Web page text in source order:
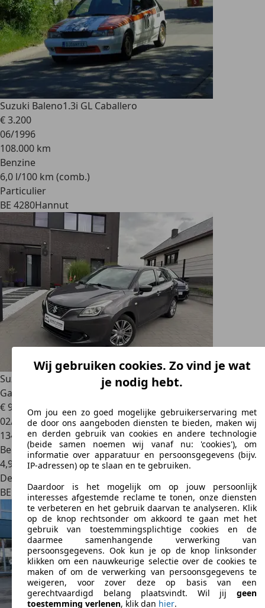
Suzuki Baleno1.3i GL Caballero
€ 3.200
06/1996
108.000 km
Benzine
6,0 l/100 km (comb.)
Particulier
BE 4280Hannut
Suzuki Baleno
Baleno 1.2 Benzine Automaat | 1st eig |
Garantie
€ 9.250
02/2019
134.475 km
Benzine
4,9 l/100 km (comb.)
Dealer
BE 3970Leopoldsburg
Wij gebruiken cookies. Zo vind je wat
je nodig hebt.
Om jou een zo goed mogelijke gebruikerservaring met
de door ons aangeboden diensten te bieden, maken wij
en derden gebruik van cookies en andere technologie
(beide samen noemen wij vanaf nu: 'cookies'), om
informatie over apparatuur en persoonsgegevens (bijv.
IP-adressen) op te slaan en te gebruiken.
Daardoor is het mogelijk om op jouw persoonlijk
interesses afgestemde reclame te tonen, onze diensten
te verbeteren en het gebruik daarvan te analyseren. Klik
op de knop rechtsonder om akkoord te gaan met het
gebruik van toestemmingsplichtige cookies en de
daarmee samenhangende verwerking van
persoonsgegevens. Ook kun je op de knop linksonder
klikken om een nauwkeurige selectie over de cookies te
maken of om de verwerking van persoonsgegevens te
weigeren, voor zover deze op basis van een
gerechtvaardigd belang plaatsvindt. Wil jij geen
toestemming verlenen, klik dan hier.